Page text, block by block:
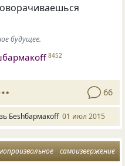
будущее.
8452
66
Беshбармакоff 01 июл 2015
самоизвержение